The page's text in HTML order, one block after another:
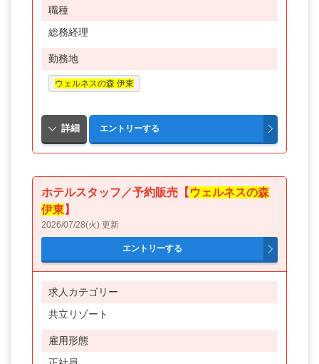
職種
総務経理
勤務地
ウェルネスの森 伊東
ホテルスタッフ／予約販売【 ウェルネスの森
伊東】
2026/07/28(火) 更新
求人カテゴリー
共立リゾート
雇用形態